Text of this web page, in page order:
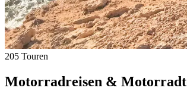
205 Touren
Motorradreisen &